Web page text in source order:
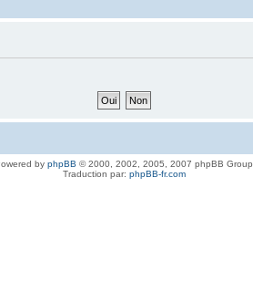
by phpBB © 2000, 2002, 2005, 2007 phpBB Group
Traduction par: phpBB-fr.com